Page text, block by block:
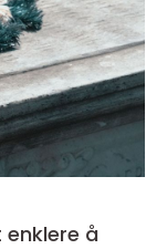
å